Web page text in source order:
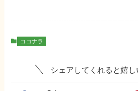
ココナラ
シェアしてくれると嬉し